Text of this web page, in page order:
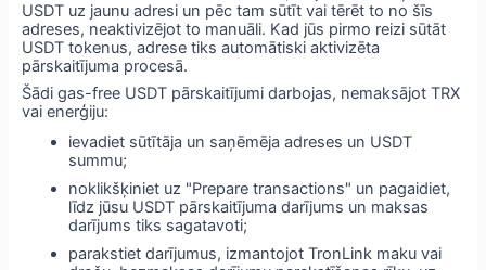
USDT uz jaunu adresi un pēc tam sūtīt vai tērēt to no šīs
adreses, neaktivizējot to manuāli. Kad jūs pirmo reizi sūtāt
USDT tokenus, adrese tiks automātiski aktivizēta
pārskaitījuma procesā.
Šādi gas-free USDT pārskaitījumi darbojas, nemaksājot TRX
vai enerģiju:
ievadiet sūtītāja un saņēmēja adreses un USDT
summu;
noklikšķiniet uz "Prepare transactions" un pagaidiet,
līdz jūsu USDT pārskaitījuma darījums un maksas
darījums tiks sagatavoti;
parakstiet darījumus, izmantojot TronLink maku vai